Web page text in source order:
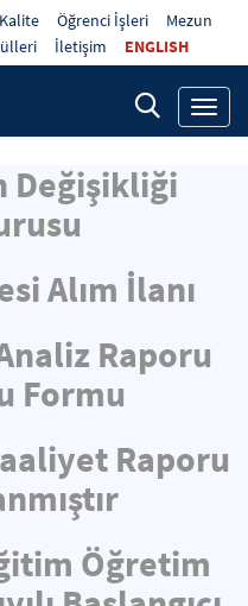
Kalite Öğrenci İşleri
Mezun
İletişim ENGLISH
Değişikliği
Alım İlanı
Raporu
Formu
Raporu
Öğretim